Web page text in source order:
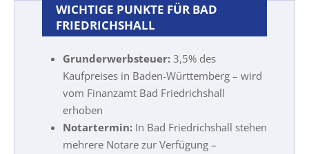
WICHTIGE PUNKTE FÜR BAD
FRIEDRICHSHALL
Grunderwerbsteuer: 3,5% des
Kaufpreises in Baden-Württemberg – wird
vom Finanzamt Bad Friedrichshall
erhoben
Notartermin: In Bad Friedrichshall stehen
mehrere Notare zur Verfügung –